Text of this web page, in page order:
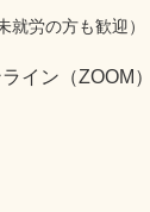
就労の方も歓迎）
イン（ZOOM）